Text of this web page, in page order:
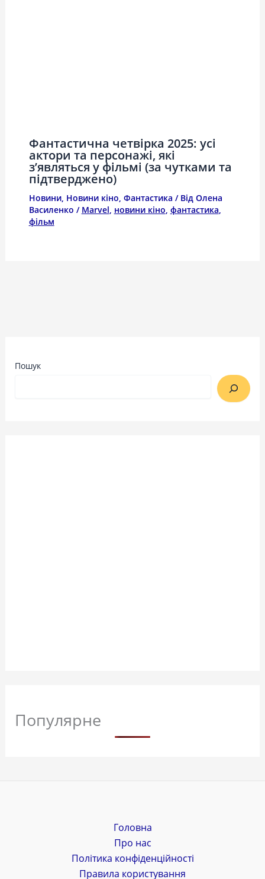
Фантастична четвірка 2025: усі
актори та персонажі, які
з’являться у фільмі (за чутками та
підтверджено)
Новини, Новини кіно, Фантастика / Від Олена
Василенко / Marvel, новини кіно, фантастика,
фільм
Пошук
Популярне
Головна
Про нас
Політика конфіденційності
Правила користування